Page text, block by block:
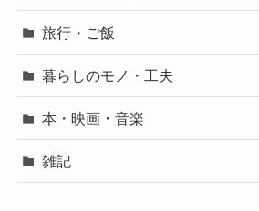
旅行・ご飯
暮らしのモノ・工夫
本・映画・音楽
雑記